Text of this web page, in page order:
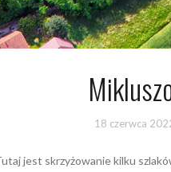
18 czerwca
jest skrzyżowanie kilku